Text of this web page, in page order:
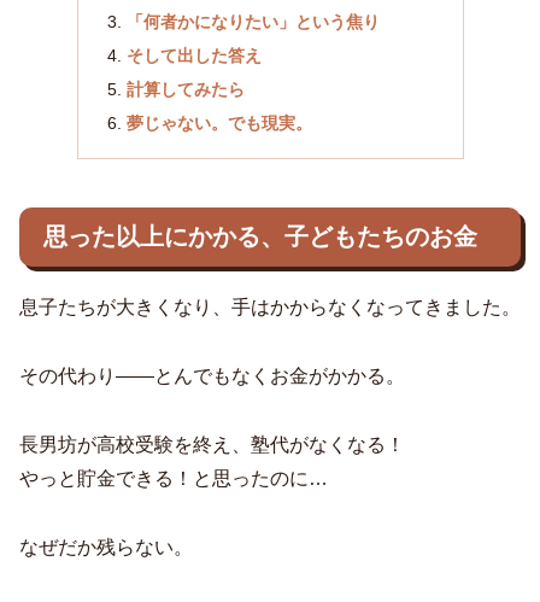
「何者かになりたい」という焦り
そして出した答え
計算してみたら
夢じゃない。でも現実。
思った以上にかかる、子どもたちのお金
息子たちが大きくなり、手はかからなくなってきました。
その代わり――とんでもなくお金がかかる。
長男坊が高校受験を終え、塾代がなくなる！
やっと貯金できる！と思ったのに…
なぜだか残らない。